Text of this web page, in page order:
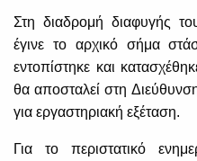
Στη διαδρομή διαφυγής
έγινε το αρχικό σήμα
εντοπίστηκε και
θα αποσταλεί στη
για εργαστηριακή εξέταση.
Για το περιστατικό